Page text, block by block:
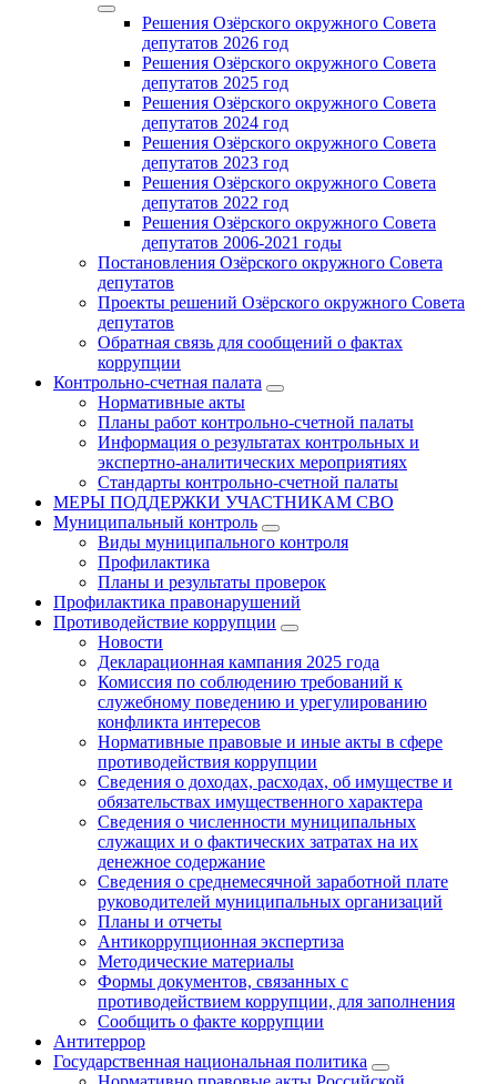
Решения Озёрского окружного Совета
депутатов 2026 год
Решения Озёрского окружного Совета
депутатов 2025 год
Решения Озёрского окружного Совета
депутатов 2024 год
Решения Озёрского окружного Совета
депутатов 2023 год
Решения Озёрского окружного Совета
депутатов 2022 год
Решения Озёрского окружного Совета
депутатов 2006-2021 годы
Постановления Озёрского окружного Совета
депутатов
Проекты решений Озёрского окружного Совета
депутатов
Обратная связь для сообщений о фактах
коррупции
Контрольно-счетная палата
Нормативные акты
Планы работ контрольно-счетной палаты
Информация о результатах контрольных и
экспертно-аналитических мероприятиях
Стандарты контрольно-счетной палаты
МЕРЫ ПОДДЕРЖКИ УЧАСТНИКАМ СВО
Муниципальный контроль
Виды муниципального контроля
Профилактика
Планы и результаты проверок
Профилактика правонарушений
Противодействие коррупции
Новости
Декларационная кампания 2025 года
Комиссия по соблюдению требований к
служебному поведению и урегулированию
конфликта интересов
Нормативные правовые и иные акты в сфере
противодействия коррупции
Сведения о доходах, расходах, об имуществе и
обязательствах имущественного характера
Сведения о численности муниципальных
служащих и о фактических затратах на их
денежное содержание
Сведения о среднемесячной заработной плате
руководителей муниципальных организаций
Планы и отчеты
Антикоррупционная экспертиза
Методические материалы
Формы документов, связанных с
противодействием коррупции, для заполнения
Сообщить о факте коррупции
Антитеррор
Государственная национальная политика